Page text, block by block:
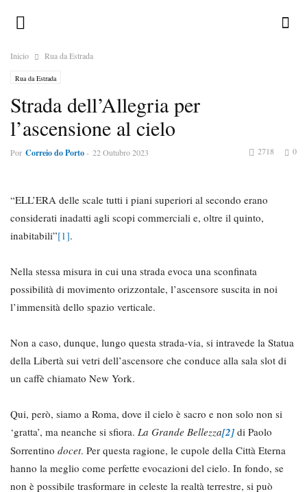
Inicio Rua da Estrada
Rua da Estrada
Strada dell’Allegria per
l’ascensione al cielo
Por Correio do Porto- 22 Outubro 2023 0
2718
“ELL’ERA delle scale tutti i piani superiori al secondo erano
considerati inadatti agli scopi commerciali e, oltre il quinto,
inabitabili”[1].
Nella stessa misura in cui una strada evoca una sconfinata
possibilità di movimento orizzontale, l’ascensore suscita in noi
l’immensità dello spazio verticale.
Non a caso, dunque, lungo questa strada-via, si intravede la Statua
della Libertà sui vetri dell’ascensore che conduce alla sala slot di
un caffè chiamato New York.
Qui, però, siamo a Roma, dove il cielo è sacro e non solo non si
‘gratta’, ma neanche si sfiora. La Grande Bellezza[2] di Paolo
Sorrentino docet. Per questa ragione, le cupole della Città Eterna
hanno la meglio come perfette evocazioni del cielo. In fondo, se
non è possibile trasformare in celeste la realtà terrestre, si può